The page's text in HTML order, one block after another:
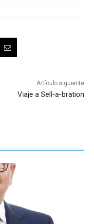
Artículo siguiente
Viaje a Sell-a-bration